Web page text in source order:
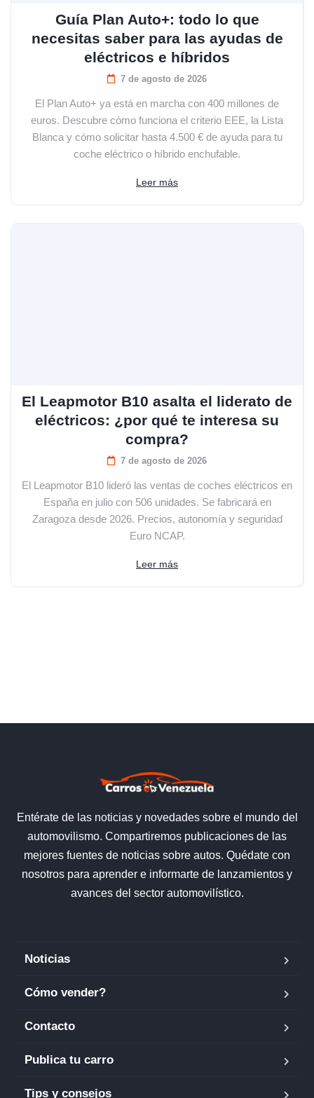
Guía Plan Auto+: todo lo que
necesitas saber para las ayudas de
eléctricos e híbridos
7 de agosto de 2026
El Plan Auto+ ya está en marcha con 400 millones de
euros. Descubre cómo funciona el criterio EEE, la Lista
Blanca y cómo solicitar hasta 4.500 € de ayuda para tu
coche eléctrico o híbrido enchufable.
Leer más
El Leapmotor B10 asalta el liderato de
eléctricos: ¿por qué te interesa su
compra?
7 de agosto de 2026
El Leapmotor B10 lideró las ventas de coches eléctricos en
España en julio con 506 unidades. Se fabricará en
Zaragoza desde 2026. Precios, autonomía y seguridad
Euro NCAP.
Leer más
Entérate de las noticias y novedades sobre el mundo del
automovilismo. Compartiremos publicaciones de las
mejores fuentes de noticias sobre autos. Quédate con
nosotros para aprender e informarte de lanzamientos y
avances del sector automovilístico.
Noticias
Cómo vender?
Contacto
Publica tu carro
Tips y consejos